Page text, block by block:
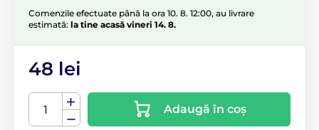
Comenzile efectuate până la ora 10. 8. 12:00, au livrare
estimată: la tine acasă vineri 14. 8.
48 lei
Adaugă în coș